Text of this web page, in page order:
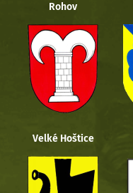
Rohov
Velké Hoštice